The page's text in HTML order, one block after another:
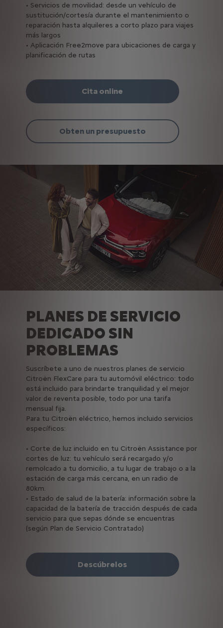
• Servicios de movilidad: desde un vehículo de
sustitución/cortesía durante el mantenimiento o
reparación hasta alquileres a corto plazo para viajes
más largos
• Aplicación Free2move para ubicaciones de carga y
planificación de rutas
Cita online
Obten un presupuesto
PLANES DE SERVICIO
DEDICADO SIN
PROBLEMAS
Suscríbete a uno de nuestros planes de servicio
Citroën FlexCare para tu automóvil eléctrico: todo
está incluido para brindarte tranquilidad y el mejor
valor de reventa posible, todo por una tarifa
mensual fija.
Para tu Citroën eléctrico, hemos incluido servicios
específicos:
• Corte de luz incluido en tu Citroën Assistance por
cortes de luz: tu vehículo será recargado y/o
remolcado a tu domicilio, a tu lugar de trabajo o a la
estación de carga más cercana, en un radio de
80km.
• Estado de salud de la batería: información sobre la
capacidad de la batería de tracción después de cada
servicio para que sepas dónde se encuentras
(según Plan de Servicio Contratado)
Descúbrelos